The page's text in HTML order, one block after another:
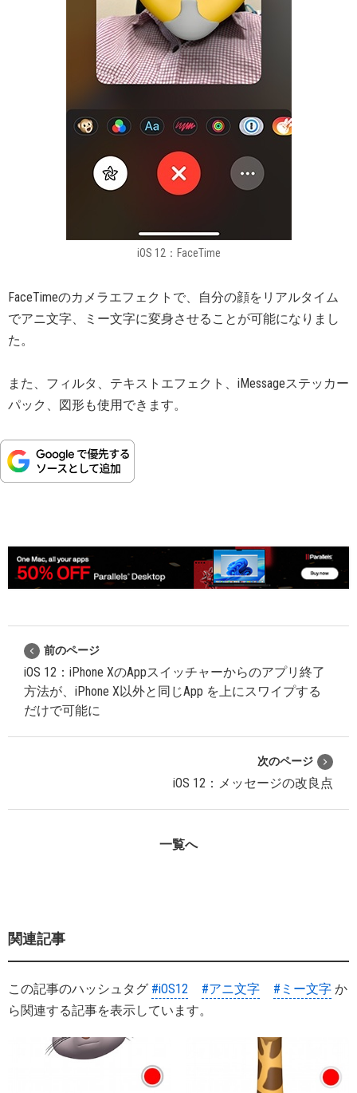
iOS 12：FaceTime
FaceTimeのカメラエフェクトで、自分の顔をリアルタイム
でアニ文字、ミー文字に変身させることが可能になりまし
た。
また、フィルタ、テキストエフェクト、iMessageステッカー
パック、図形も使用できます。
前のページ
iOS 12：iPhone XのAppスイッチャーからのアプリ終了
方法が、iPhone X以外と同じApp を上にスワイプする
だけで可能に
次のページ
iOS 12：メッセージの改良点
一覧へ
関連記事
この記事のハッシュタグ #iOS12 #アニ文字 #ミー文字 か
ら関連する記事を表示しています。